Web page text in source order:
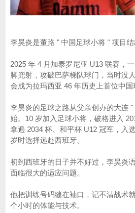
李昊炎是董路 " 中国足球小将 " 项目结
2025 年 4 月加泰罗尼亚 U13 联赛，
脚兜射，攻破巴萨梯队球门，当时没
会成为拉玛西亚 46 年历史上首位中国
李昊炎的足球之路从父亲创办的大连
始。10 岁加入足球小将，破格进入
拿遍 2034 杯、和平杯 U12 冠军，入
岁时选择远赴西班牙。
初到西班牙的日子并不好过，李昊炎
面临很大的适应问题。
他把训练号码缝在袖口，记不清战术
个小时的体能与技术。